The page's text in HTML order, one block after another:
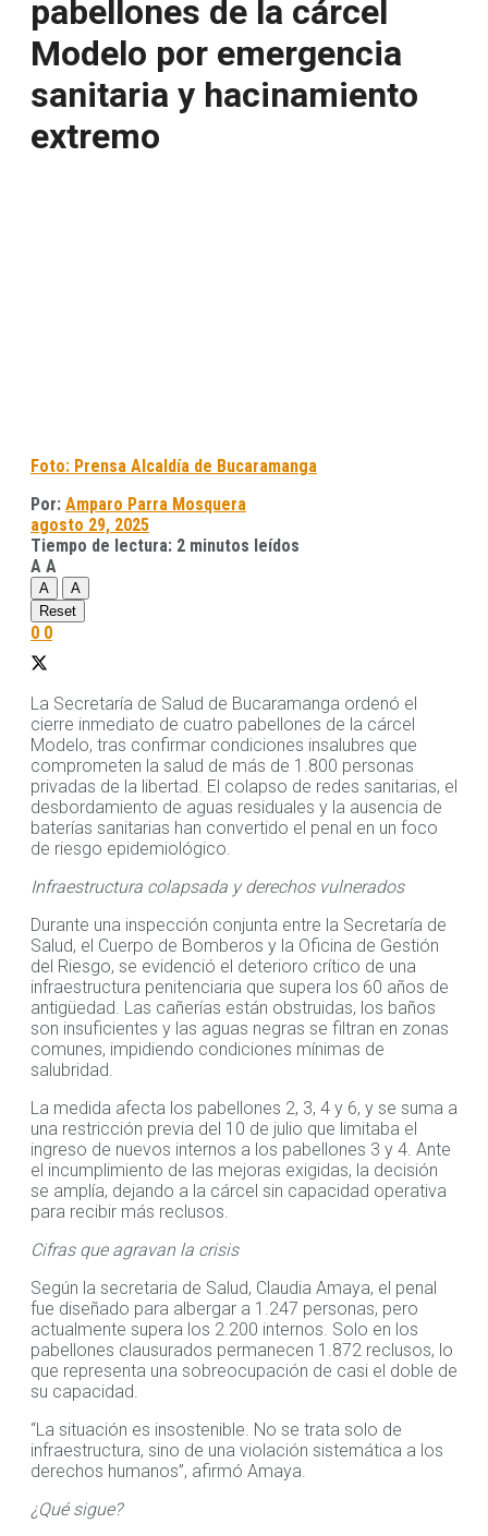
pabellones de la cárcel
Modelo por emergencia
sanitaria y hacinamiento
extremo
Foto: Prensa Alcaldía de Bucaramanga
Por: Amparo Parra Mosquera
agosto 29, 2025
Tiempo de lectura: 2 minutos leídos
A A
A
A
Reset
0 0
La Secretaría de Salud de Bucaramanga ordenó el
cierre inmediato de cuatro pabellones de la cárcel
Modelo, tras confirmar condiciones insalubres que
comprometen la salud de más de 1.800 personas
privadas de la libertad. El colapso de redes sanitarias, el
desbordamiento de aguas residuales y la ausencia de
baterías sanitarias han convertido el penal en un foco
de riesgo epidemiológico.
Infraestructura colapsada y derechos vulnerados
Durante una inspección conjunta entre la Secretaría de
Salud, el Cuerpo de Bomberos y la Oficina de Gestión
del Riesgo, se evidenció el deterioro crítico de una
infraestructura penitenciaria que supera los 60 años de
antigüedad. Las cañerías están obstruidas, los baños
son insuficientes y las aguas negras se filtran en zonas
comunes, impidiendo condiciones mínimas de
salubridad.
La medida afecta los pabellones 2, 3, 4 y 6, y se suma a
una restricción previa del 10 de julio que limitaba el
ingreso de nuevos internos a los pabellones 3 y 4. Ante
el incumplimiento de las mejoras exigidas, la decisión
se amplía, dejando a la cárcel sin capacidad operativa
para recibir más reclusos.
Cifras que agravan la crisis
Según la secretaria de Salud, Claudia Amaya, el penal
fue diseñado para albergar a 1.247 personas, pero
actualmente supera los 2.200 internos. Solo en los
pabellones clausurados permanecen 1.872 reclusos, lo
que representa una sobreocupación de casi el doble de
su capacidad.
“La situación es insostenible. No se trata solo de
infraestructura, sino de una violación sistemática a los
derechos humanos”, afirmó Amaya.
¿Qué sigue?